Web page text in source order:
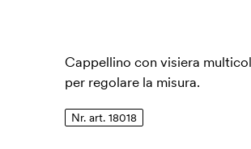
Cappellino con visiera
per regolare la misura.
Nr. art. 18018